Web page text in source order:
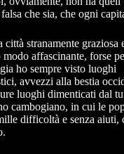
che sia, che ogni
città stranamente graziosa
affascinante, forse
ho sempre visto luoghi
avvezzi alla bestia
luoghi dimenticati dal
cambogiano, in cui le
difficoltà e senza aiuti,